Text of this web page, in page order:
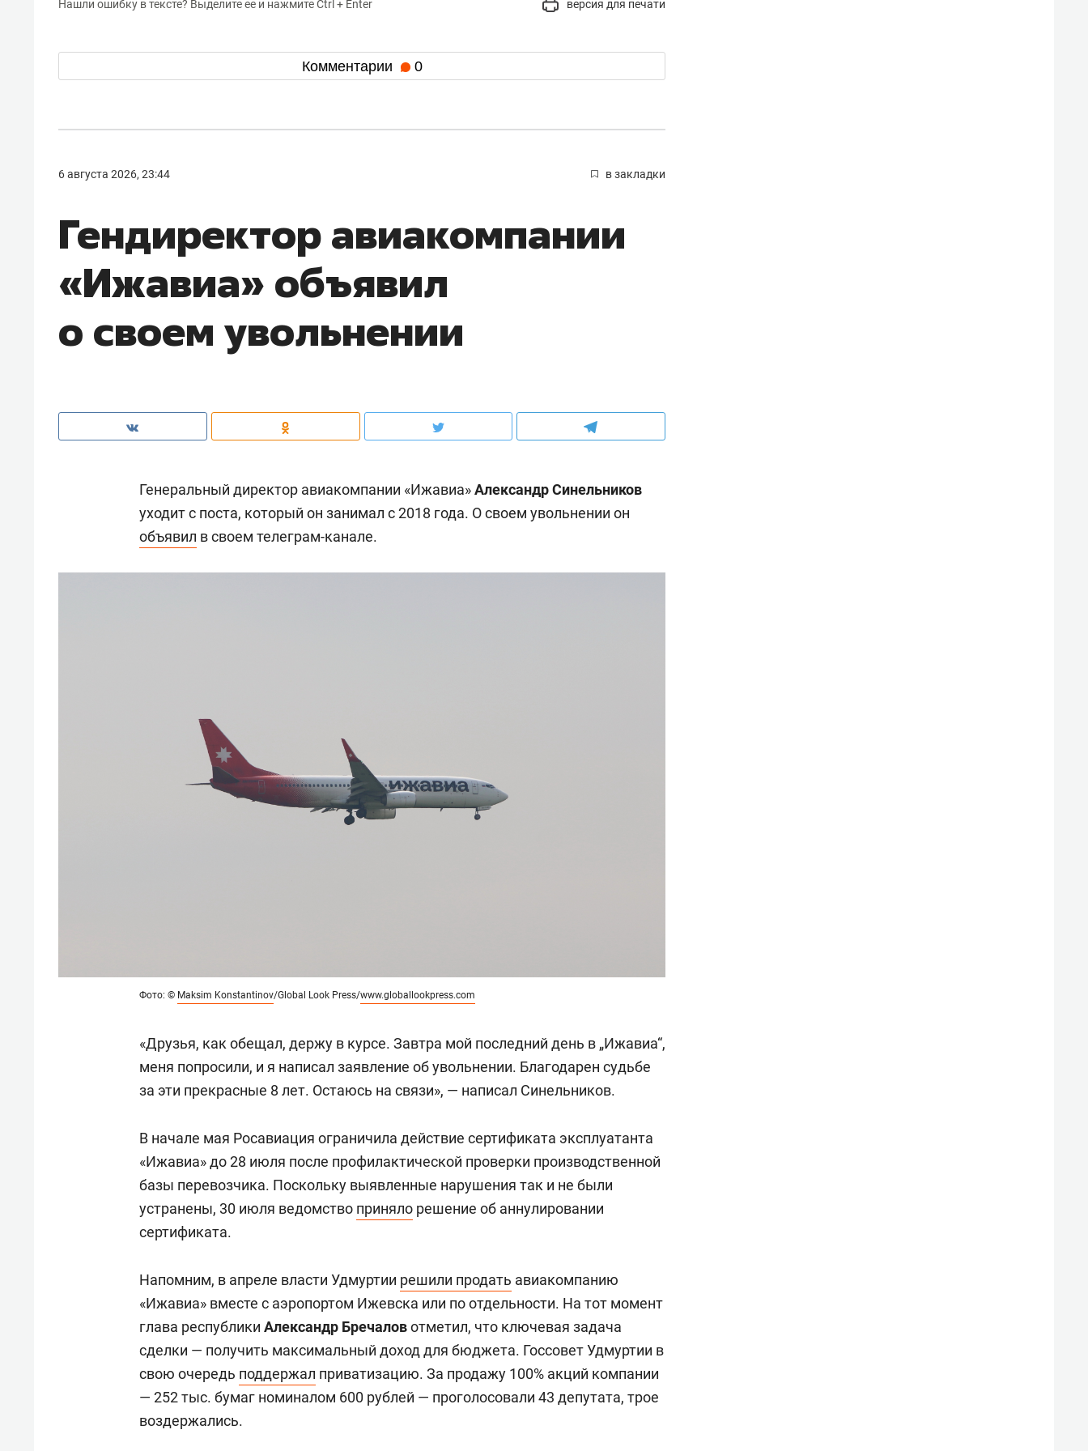
Нашли ошибку в тексте? Выделите ее и нажмите Ctrl + Enter версия для печати
Комментарии 0
6 августа 2026, 23:44 в закладки
Гендиректор авиакомпании
«Ижавиа» объявил
о своем увольнении
Генеральный директор авиакомпании «Ижавиа»Александр Синельников
уходит с поста, который он занимал с 2018 года. О своем увольнении он
объявил в своем телеграм-канале.
Фото: © Maksim Konstantinov/Global Look Press/www.globallookpress.com
«Друзья, как обещал, держу в курсе. Завтра мой последний день в „Ижавиа“,
меня попросили, и я написал заявление об увольнении. Благодарен судьбе
за эти прекрасные 8 лет. Остаюсь на связи», — написал Синельников.
В начале мая Росавиация ограничила действие сертификата эксплуатанта
«Ижавиа» до 28 июля после профилактической проверки производственной
базы перевозчика. Поскольку выявленные нарушения так и не были
устранены, 30 июля ведомство приняло решение об аннулировании
сертификата.
Напомним, в апреле власти Удмуртии решили продать авиакомпанию
«Ижавиа» вместе с аэропортом Ижевска или по отдельности. На тот момент
глава республики Александр Бречаловотметил, что ключевая задача
сделки — получить максимальный доход для бюджета. Госсовет Удмуртии в
свою очередь поддержал приватизацию. За продажу 100% акций компании
— 252 тыс. бумаг номиналом 600 рублей — проголосовали 43 депутата, трое
воздержались.